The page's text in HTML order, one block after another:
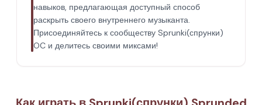
навыков, предлагающая доступный способ
раскрыть своего внутреннего музыканта.
Присоединяйтесь к сообществу Sprunki(спрунки)
OC и делитесь своими миксами!